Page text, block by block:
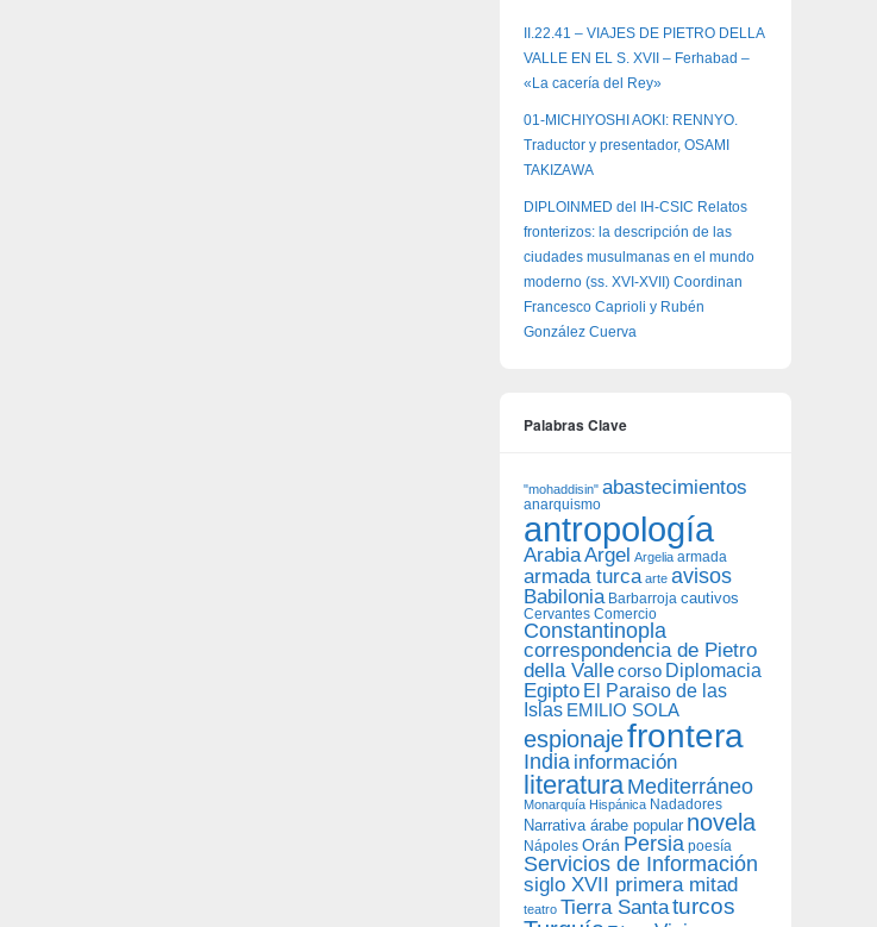
II.22.41 – VIAJES DE PIETRO DELLA
VALLE EN EL S. XVII – Ferhabad –
«La cacería del Rey»
01-MICHIYOSHI AOKI: RENNYO.
Traductor y presentador, OSAMI
TAKIZAWA
DIPLOINMED del IH-CSIC Relatos
fronterizos: la descripción de las
ciudades musulmanas en el mundo
moderno (ss. XVI-XVII) Coordinan
Francesco Caprioli y Rubén
González Cuerva
Palabras Clave
"mohaddisin" abastecimientos
anarquismo
antropología
ArabiaArgel Argelia armada
armada turca arte avisos
Babilonia Barbarroja cautivos
Cervantes Comercio
Constantinopla
correspondencia de Pietro
della Vallecorso Diplomacia
Egipto El Paraiso de las
Islas EMILIO SOLA
espionajefrontera
India información
literatura Mediterráneo
Monarquía Hispánica Nadadores
Narrativa árabe popular novela
Nápoles Orán Persia poesía
Servicios de Información
siglo XVII primera mitad
teatro Tierra Santaturcos